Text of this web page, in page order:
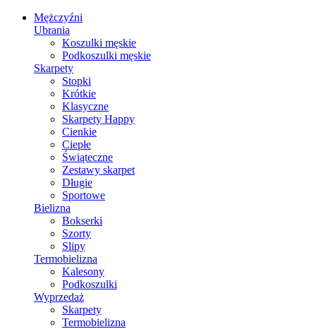
Mężczyźni
Ubrania
Koszulki męskie
Podkoszulki męskie
Skarpety
Stopki
Krótkie
Klasyczne
Skarpety Happy
Cienkie
Ciepłe
Świąteczne
Zestawy skarpet
Długie
Sportowe
Bielizna
Bokserki
Szorty
Slipy
Termobielizna
Kalesony
Podkoszulki
Wyprzedaż
Skarpety
Termobielizna